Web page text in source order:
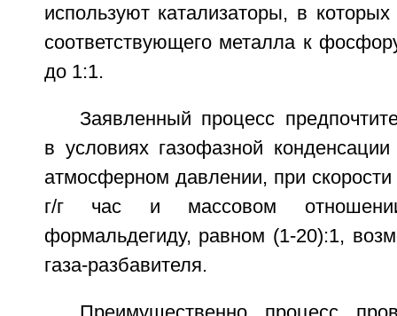
используют катализаторы, в
соответствующего металла к
до 1:1.
Заявленный процесс
в условиях газофазной
атмосферном давлении, при
г/г час и массовом
формальдегиду, равном (1-20):1,
газа-разбавителя.